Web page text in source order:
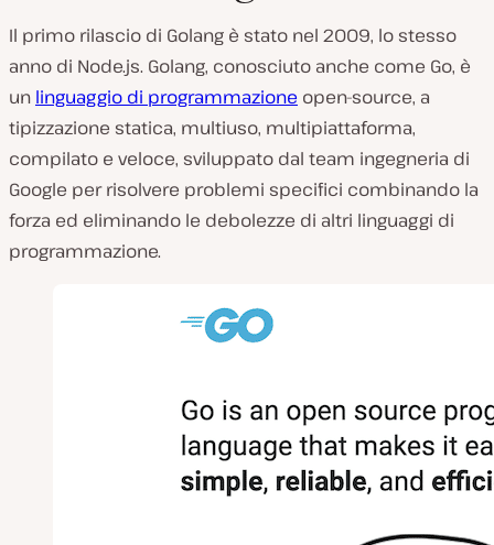
Il primo rilascio di Golang è stato nel 2009, lo stesso
anno di Node.js. Golang, conosciuto anche come Go, è
un linguaggio di programmazione open-source, a
tipizzazione statica, multiuso, multipiattaforma,
compilato e veloce, sviluppato dal team ingegneria di
Google per risolvere problemi specifici combinando la
forza ed eliminando le debolezze di altri linguaggi di
programmazione.